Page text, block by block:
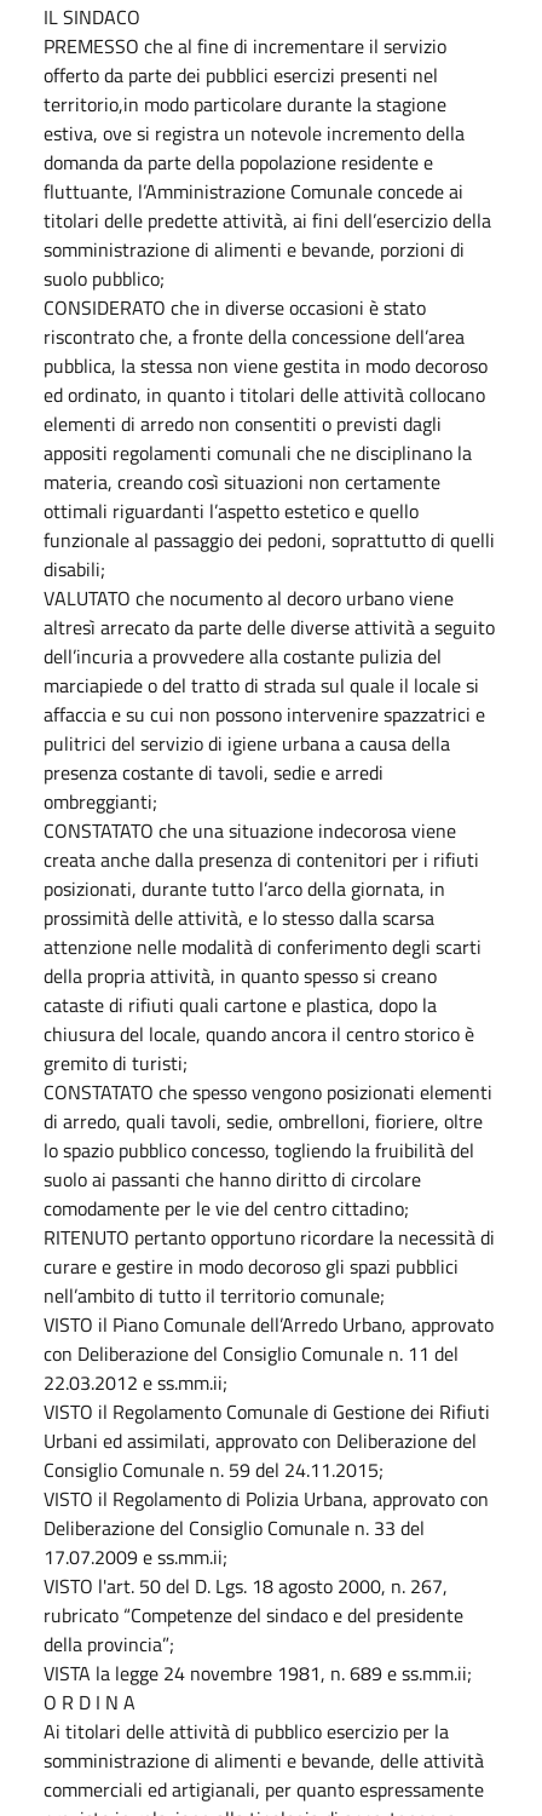
IL SINDACO
PREMESSO che al fine di incrementare il servizio
offerto da parte dei pubblici esercizi presenti nel
territorio,in modo particolare durante la stagione
estiva, ove si registra un notevole incremento della
domanda da parte della popolazione residente e
fluttuante, l’Amministrazione Comunale concede ai
titolari delle predette attività, ai fini dell’esercizio della
somministrazione di alimenti e bevande, porzioni di
suolo pubblico;
CONSIDERATO che in diverse occasioni è stato
riscontrato che, a fronte della concessione dell’area
pubblica, la stessa non viene gestita in modo decoroso
ed ordinato, in quanto i titolari delle attività collocano
elementi di arredo non consentiti o previsti dagli
appositi regolamenti comunali che ne disciplinano la
materia, creando così situazioni non certamente
ottimali riguardanti l’aspetto estetico e quello
funzionale al passaggio dei pedoni, soprattutto di quelli
disabili;
VALUTATO che nocumento al decoro urbano viene
altresì arrecato da parte delle diverse attività a seguito
dell’incuria a provvedere alla costante pulizia del
marciapiede o del tratto di strada sul quale il locale si
affaccia e su cui non possono intervenire spazzatrici e
pulitrici del servizio di igiene urbana a causa della
presenza costante di tavoli, sedie e arredi
ombreggianti;
CONSTATATO che una situazione indecorosa viene
creata anche dalla presenza di contenitori per i rifiuti
posizionati, durante tutto l’arco della giornata, in
prossimità delle attività, e lo stesso dalla scarsa
attenzione nelle modalità di conferimento degli scarti
della propria attività, in quanto spesso si creano
cataste di rifiuti quali cartone e plastica, dopo la
chiusura del locale, quando ancora il centro storico è
gremito di turisti;
CONSTATATO che spesso vengono posizionati elementi
di arredo, quali tavoli, sedie, ombrelloni, fioriere, oltre
lo spazio pubblico concesso, togliendo la fruibilità del
suolo ai passanti che hanno diritto di circolare
comodamente per le vie del centro cittadino;
RITENUTO pertanto opportuno ricordare la necessità di
curare e gestire in modo decoroso gli spazi pubblici
nell’ambito di tutto il territorio comunale;
VISTO il Piano Comunale dell’Arredo Urbano, approvato
con Deliberazione del Consiglio Comunale n. 11 del
22.03.2012 e ss.mm.ii;
VISTO il Regolamento Comunale di Gestione dei Rifiuti
Urbani ed assimilati, approvato con Deliberazione del
Consiglio Comunale n. 59 del 24.11.2015;
VISTO il Regolamento di Polizia Urbana, approvato con
Deliberazione del Consiglio Comunale n. 33 del
17.07.2009 e ss.mm.ii;
VISTO l'art. 50 del D. Lgs. 18 agosto 2000, n. 267,
rubricato “Competenze del sindaco e del presidente
della provincia”;
VISTA la legge 24 novembre 1981, n. 689 e ss.mm.ii;
O R D I N A
Ai titolari delle attività di pubblico esercizio per la
somministrazione di alimenti e bevande, delle attività
commerciali ed artigianali, per quanto espressamente